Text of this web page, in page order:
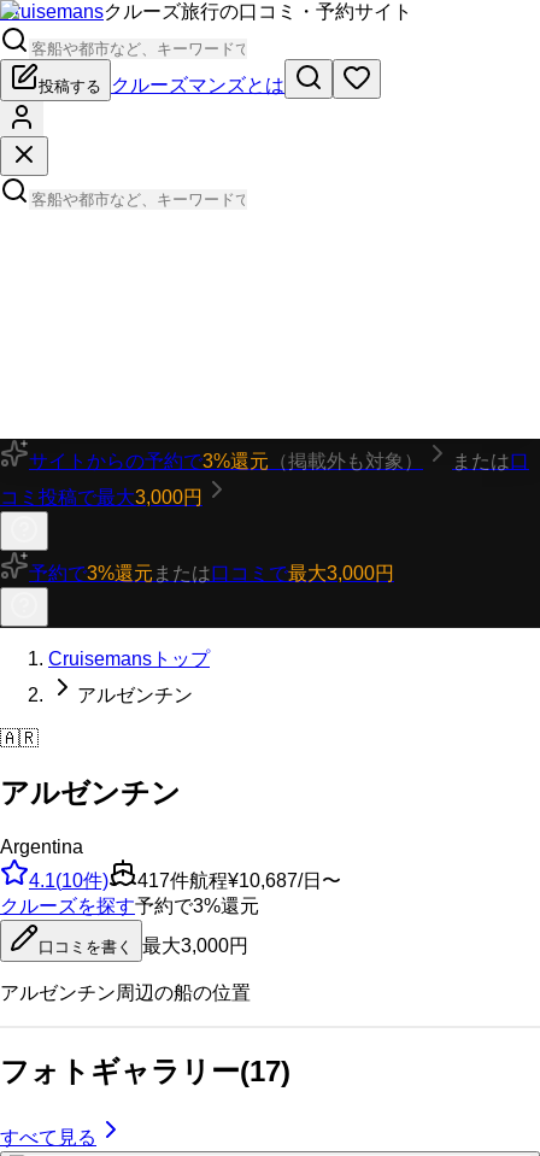
Cruisemansクルーズ旅行の口コミ・予約サイト
投稿する クルーズマンズとは
サイトからの予約で3%還元 （掲載外も対象） または口
コミ投稿で最大3,000円
予約で3%還元 または口コミで最大3,000円
Cruisemansトップ
アルゼンチン
🇦🇷
アルゼンチン
Argentina
4.1(10件) 417件航程¥10,687/日〜
クルーズを探す予約で3%還元
口コミを書く 最大3,000円
アルゼンチン周辺の船の位置
フォトギャラリー(17)
すべて見る